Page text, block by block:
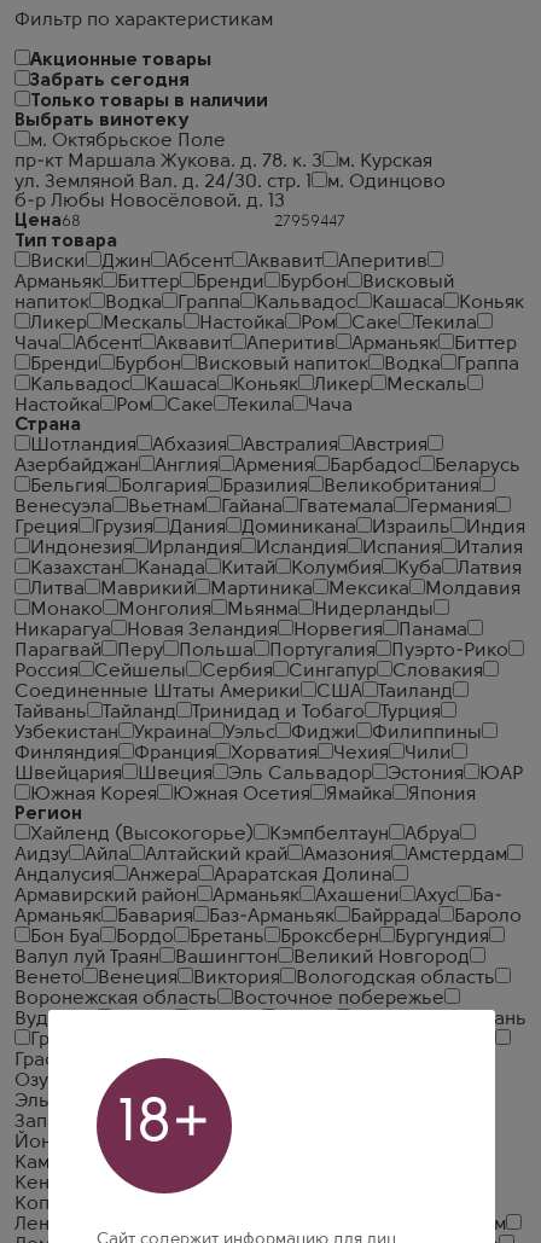
Фильтр по характеристикам
Акционные товары
Забрать сегодня
Только товары в наличии
Выбрать винотеку
м. Октябрьское Поле
пр-кт Маршала Жукова. д. 78. к. 3
м. Курская
ул. Земляной Вал. д. 24/30. стр. 1
м. Одинцово
б-р Любы Новосёловой. д. 13
Цена
Тип товара
Виски
Джин Абсент Аквавит
Аперитив
Арманьяк
Биттер Бренди Бурбон
Висковый
напиток
Водка Граппа Кальвадос Кашаса
Коньяк
Ликер
Мескаль Настойка Ром Саке
Текила
Чача
Абсент Аквавит Аперитив Арманьяк
Биттер
Бренди
Бурбон Висковый напиток Водка
Граппа
Кальвадос
Кашаса Коньяк Ликер
Мескаль
Настойка
Ром Саке Текила
Чача
Страна
Шотландия
Абхазия Австралия
Австрия
Азербайджан
Англия Армения Барбадос
Беларусь
Бельгия
Болгария Бразилия
Великобритания
Венесуэла
Вьетнам Гайана Гватемала
Германия
Греция
Грузия Дания Доминикана Израиль
Индия
Индонезия
Ирландия Исландия Испания
Италия
Казахстан
Канада Китай Колумбия Куба
Латвия
Литва
Маврикий Мартиника Мексика
Молдавия
Монако
Монголия Мьянма
Нидерланды
Никарагуа
Новая Зеландия Норвегия
Панама
Парагвай
Перу Польша Португалия
Пуэрто-Рико
Россия
Сейшелы Сербия Сингапур
Словакия
Соединенные Штаты Америки
США
Таиланд
Тайвань
Тайланд Тринидад и Тобаго
Турция
Узбекистан
Украина Уэльс Фиджи
Филиппины
Финляндия
Франция Хорватия Чехия
Чили
Швейцария
Швеция Эль Сальвадор Эстония
ЮАР
Южная Корея
Южная Осетия Ямайка
Япония
Регион
Хайленд (Высокогорье)
Кэмпбелтаун
Абруа
Аидзу
Айла Алтайский край Амазония
Амстердам
Андалусия
Анжера
Араратская Долина
Армавирский район
Арманьяк Ахашени Ахус
Ба-
Арманьяк
Бавария Баз-Арманьяк Байррада
Бароло
Бон Буа
Бордо Бретань Броксберн
Бургундия
Валул луй Траян
Вашингтон
Великий Новгород
Венето
Венеция Виктория
Вологодская область
Воронежская область
Восточное побережье
Вудфорд
Гран Фин Шампань
Гранд Шампань
Графство Корк
Графство Уэстмит
Озургети
Дагестан Демерара
Эльки
Дублин Дуранго
Западное Высокогорье
Йонедзава
Казань Калабрия
Кампания
Карловы Вары
Кентукки
Киото Кодру
Копенгаген
Ленинградская область
Литрим
18+
Сайт содержит информацию для лиц